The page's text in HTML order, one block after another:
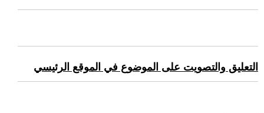
التعليق والتصويت على الموضوع في الموقع الرئيسي